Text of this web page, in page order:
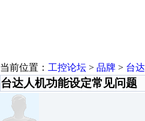
当前位置： 工控论坛 > 品牌 > 台达
台达人机功能设定常见问题